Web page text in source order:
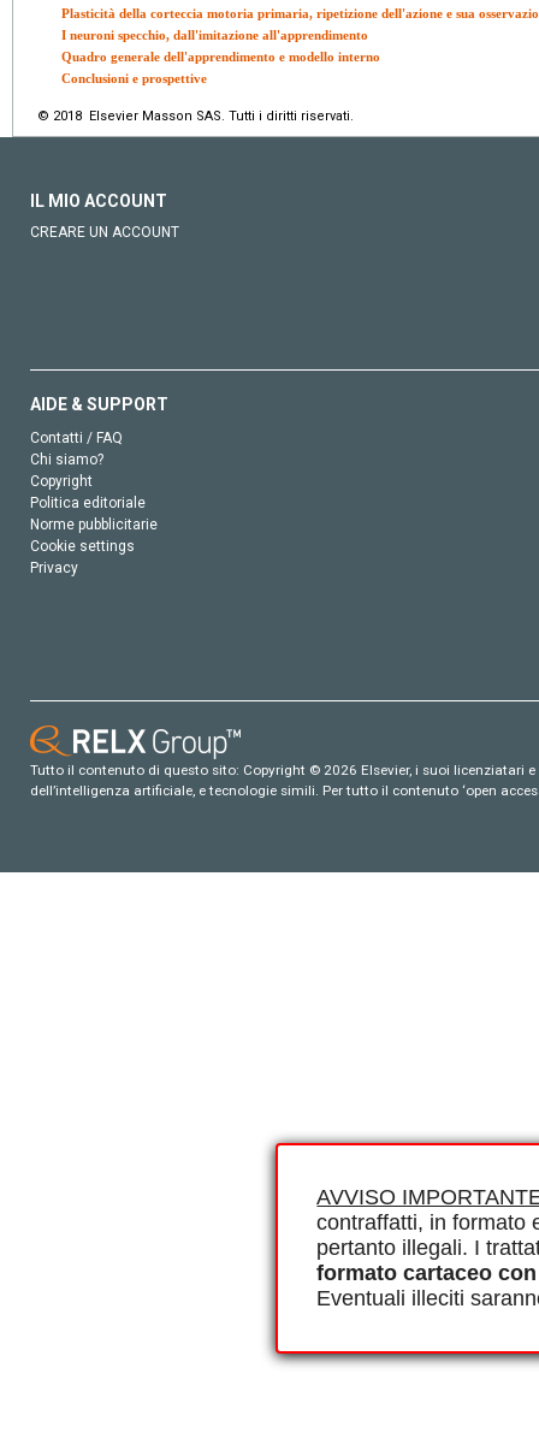
AVVISO
contraffatti, in formato
pertanto illegali. I
formato cartaceo
Eventuali illeciti
Plasticità della corteccia motoria primaria, ripetizione dell'azione e sua
I neuroni specchio, dall'imitazione all'apprendimento
Quadro generale dell'apprendimento e modello interno
Conclusioni e prospettive
© 2018 Elsevier Masson SAS. Tutti i diritti riservati.
IL MIO ACCOUNT
CREARE UN ACCOUNT
AIDE & SUPPORT
Contatti / FAQ
Chi siamo?
Copyright
Politica editoriale
Norme pubblicitarie
Cookie settings
Privacy
Tutto il contenuto di questo sito: Copyright © 2026 Elsevier, i suoi
dell’intelligenza artificiale, e tecnologie simili. Per tutto il contenuto ‘open